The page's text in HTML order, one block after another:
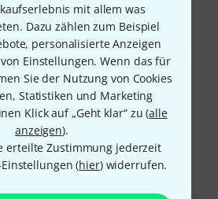
mit allem was
Dazu zählen zum Beispiel
personalisierte Anzeigen
Einstellungen. Wenn das für
Sie der Nutzung von Cookies
Statistiken und Marketing
Klick auf „Geht klar“ zu (alle
anzeigen).
erteilte Zustimmung jederzeit
(hier) widerrufen.
leichte Ansprache und gute
schnelle Ventile, einfach ein
Instrument.
trotzdem wieder zurück, da es
durch die Wasserklappe
abzuziehen. Für
BEWERTUNG MELDEN